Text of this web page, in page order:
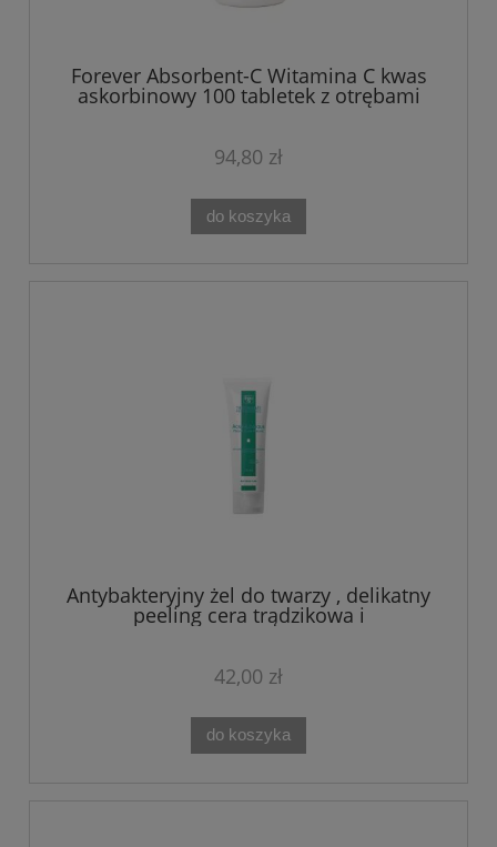
Forever Absorbent-C Witamina C kwas
askorbinowy 100 tabletek z otrębami
94,80 zł
do koszyka
Antybakteryjny żel do twarzy , delikatny
peeling cera trądzikowa i
problematyczna Acne-Logique Theo
42,00 zł
do koszyka